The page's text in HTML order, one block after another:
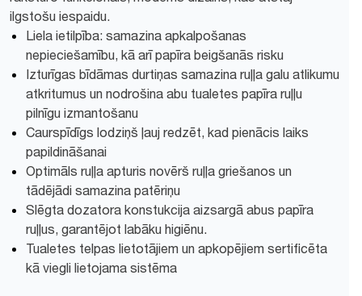
ilgstošu iespaidu.
Liela ietilpība: samazina apkalpošanas
nepieciešamību, kā arī papīra beigšanās risku
Izturīgas bīdāmas durtiņas samazina ruļļa galu atlikumu
atkritumus un nodrošina abu tualetes papīra ruļļu
pilnīgu izmantošanu
Caurspīdīgs lodziņš ļauj redzēt, kad pienācis laiks
papildināšanai
Optimāls ruļļa apturis novērš ruļļa griešanos un
tādējādi samazina patēriņu
Slēgta dozatora konstukcija aizsargā abus papīra
ruļļus, garantējot labāku higiēnu.
Tualetes telpas lietotājiem un apkopējiem sertificēta
kā viegli lietojama sistēma